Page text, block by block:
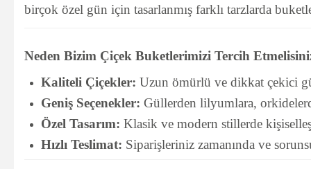
birçok özel gün için tasarlanmış farklı tarzlarda
Neden Bizim Çiçek Buketlerimizi Tercih
Kaliteli Çiçekler: Uzun ömürlü ve dikkat çekici
Geniş Seçenekler: Güllerden lilyumlara,
Özel Tasarım: Klasik ve modern stillerde
Hızlı Teslimat: Siparişleriniz zamanında ve